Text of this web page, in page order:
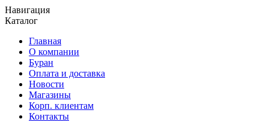
Навигация
Каталог
Главная
О компании
Буран
Оплата и доставка
Новости
Магазины
Корп. клиентам
Контакты